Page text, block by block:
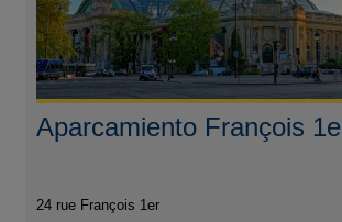
Aparcamiento François
24 rue François 1er